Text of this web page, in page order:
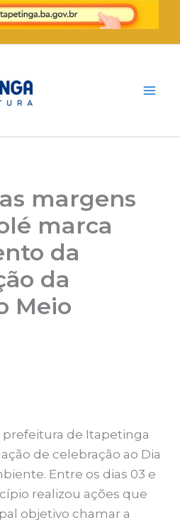
margens
marca
da
da
Meio
prefeitura de Itapetinga
de celebração ao Dia
Entre os dias 03 e
realizou ações que
objetivo chamar a